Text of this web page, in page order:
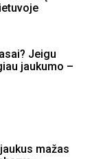
Jeigu
jaukumo –
mažas